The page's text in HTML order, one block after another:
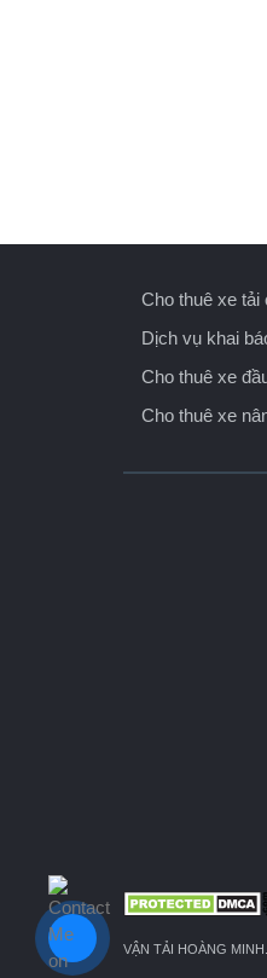
Cho thuê xe tải
Dịch vụ khai
Cho thuê xe
Cho thuê xe
VẬN TẢI HOÀNG